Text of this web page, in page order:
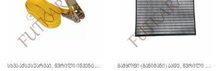
ᲡᲮᲕᲐ ᲐᲥᲡᲔᲡᲣᲐᲠᲔᲑᲘ, ᲬᲕᲠᲘᲚᲘ ᲘᲜᲕᲔᲜᲢᲐᲠᲘ ᲒᲐᲛᲧᲝᲤᲘ (ᲒᲐᲜᲘᲛᲐᲜᲘ) ᲑᲐᲓᲔ, ᲬᲕᲠᲘᲚᲘ ᲘᲜᲕᲔᲜᲢᲐᲠᲘ